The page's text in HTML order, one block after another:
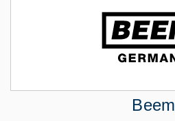
Beem